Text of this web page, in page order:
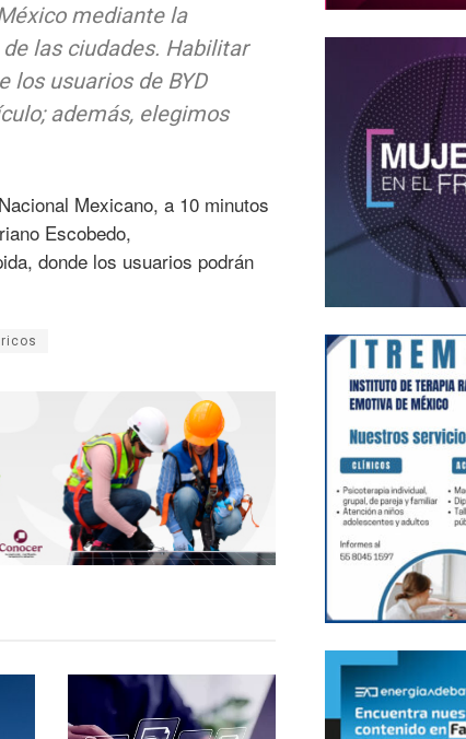
mediante la
las ciudades. Habilitar
los usuarios de BYD
además, elegimos
Mexicano, a 10 minutos
Escobedo,
donde los usuarios podrán